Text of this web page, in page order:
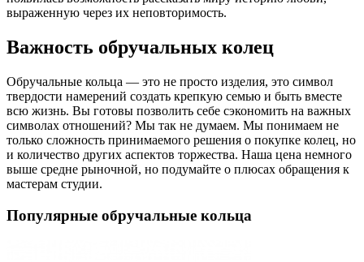
выраженную через их неповторимость.
Важность обручальных колец
Обручальные кольца — это не просто изделия, это символ
твердости намерений создать крепкую семью и быть вместе
всю жизнь. Вы готовы позволить себе сэкономить на важных
символах отношений? Мы так не думаем. Мы понимаем не
только сложность принимаемого решения о покупке колец, но
и количество других аспектов торжества. Наша цена немного
выше средне рыночной, но подумайте о плюсах обращения к
мастерам студии.
Популярные обручальные кольца